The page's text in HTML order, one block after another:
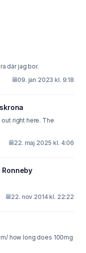
där jag bor.
09. jan 2023 kl. 9:18
right here. The
22. maj 2025 kl. 4:06
22. nov 2014 kl. 22:22